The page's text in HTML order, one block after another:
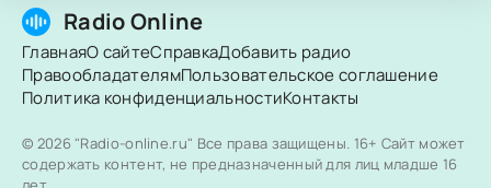
Radio Online
ГлавнаяО сайтеСправкаДобавить радио
ПравообладателямПользовательское соглашение
Политика конфиденциальностиКонтакты
© 2026 "Radio-online.ru" Все права защищены. 16+ Сайт может
содержать контент, не предназначенный для лиц младше 16